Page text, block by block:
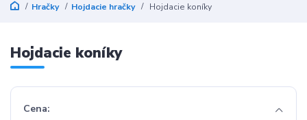
Hračky Hojdacie hračky Hojdacie koníky
Hojdacie koníky
Cena: